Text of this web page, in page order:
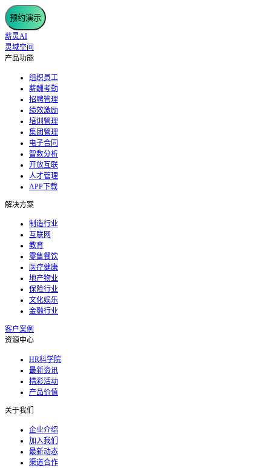
预约演示
薪灵AI
灵域空间
产品功能
组织员工
薪酬考勤
招聘管理
绩效激励
培训管理
集团管理
电子合同
智数分析
开放互联
人才管理
APP下载
解决方案
制造行业
互联网
教育
零售餐饮
医疗健康
地产物业
保险行业
文化娱乐
金融行业
客户案例
资源中心
HR科学院
最新资讯
精彩活动
产品价值
关于我们
企业介绍
加入我们
最新动态
渠道合作